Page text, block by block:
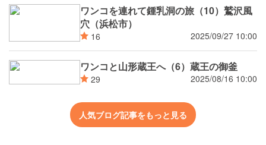
ワンコを連れて鍾乳洞の旅（10）鷲沢風
穴（浜松市）
16 2025/09/27 10:00
ワンコと山形蔵王へ（6）蔵王の御釜
29 2025/08/16 10:00
人気ブログ記事をもっと見る